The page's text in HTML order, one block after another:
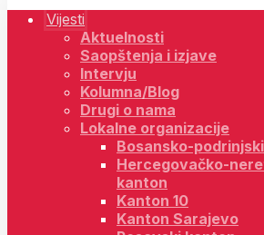
Vijesti
Aktuelnosti
Saopštenja i izjave
Intervju
Kolumna/Blog
Drugi o nama
Lokalne organizacije
Bosansko-
Hercegovačko-
kanton
Kanton 10
Kanton Sarajevo